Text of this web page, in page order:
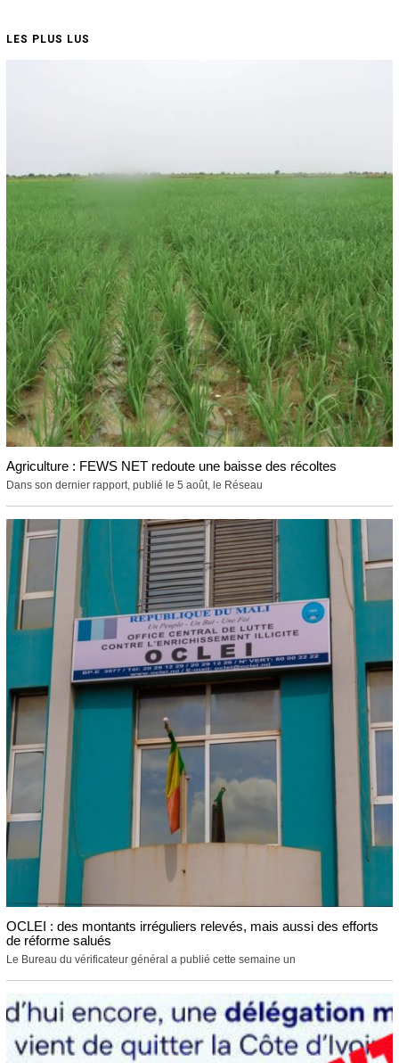
LES PLUS LUS
Agriculture : FEWS NET redoute une baisse des récoltes
Dans son dernier rapport, publié le 5 août, le Réseau
OCLEI : des montants irréguliers relevés, mais aussi des efforts
de réforme salués
Le Bureau du vérificateur général a publié cette semaine un